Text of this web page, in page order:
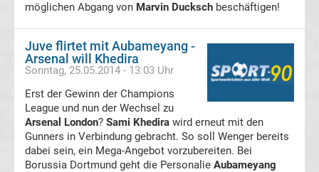
MSV
Duisburg
RB
Leipzig
möglichen Abgang von Marvin Ducksch beschäftigen!
Juve flirtet mit Aubameyang -
Arsenal will Khedira
Sonntag, 25.05.2014 - 13:03 Uhr
Erst der Gewinn der Champions
League und nun der Wechsel zu
Arsenal London? Sami Khedira wird erneut mit den
Gunners in Verbindung gebracht. So soll Wenger bereits
dabei sein, ein Mega-Angebot vorzubereiten. Bei
Borussia Dortmund geht die Personalie Aubameyang